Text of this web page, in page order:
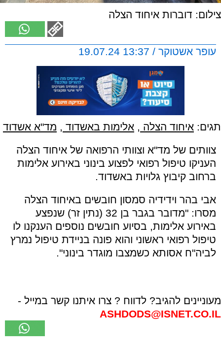
צילום: דוברות איחוד הצלה
עופר אשטוקר / 13:37 19.07.24
תגים: איחוד הצלה , אלימות באשדוד , מד"א אשדוד
צוותים של מד"א וצוותי הרפואה של איחוד הצלה
העניקו טיפול רפואי לפצוע בינוני באירוע אלימות
ברחוב קיבוץ גלויות באשדוד.
אבי בהר וידידיה סמסון חובשים באיחוד הצלה
מסרו: "מדובר בגבר בן 32 (נתין זר) שנפצע
באירוע אלימות, בסיוע חובשים נוספים הענקנו לו
טיפול רפואי ראשוני והוא פונה בניידת טיפול נמרץ
לביה"ח אסותא כשמצבו מוגדר בינוני".
מעוניינים להגיב? לדווח ? צרו איתנו קשר במייל -
ASHDODS@ISNET.CO.IL